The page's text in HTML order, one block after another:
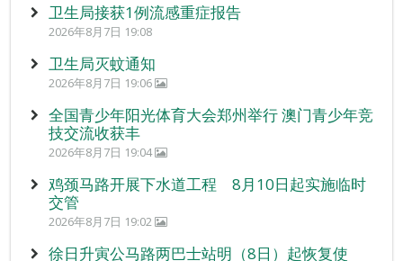
卫生局接获1例流感重症报告
2026年8月7日 19:08
卫生局灭蚊通知
2026年8月7日 19:06
全国青少年阳光体育大会郑州举行 澳门青少年竞
技交流收获丰
2026年8月7日 19:04
鸡颈马路开展下水道工程 8月10日起实施临时
交管
2026年8月7日 19:02
徐日升寅公马路两巴士站明（8日）起恢复使